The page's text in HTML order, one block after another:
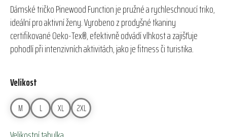
Dámské tričko Pinewood Function je pružné a rychleschnoucí triko,
ideální pro aktivní ženy. Vyrobeno z prodyšné tkaniny
certifikované Oeko-Tex®, efektivně odvádí vlhkost a zajišťuje
pohodlí při intenzivních aktivitách, jako je fitness či turistika.
Velikost
M L XL 2XL